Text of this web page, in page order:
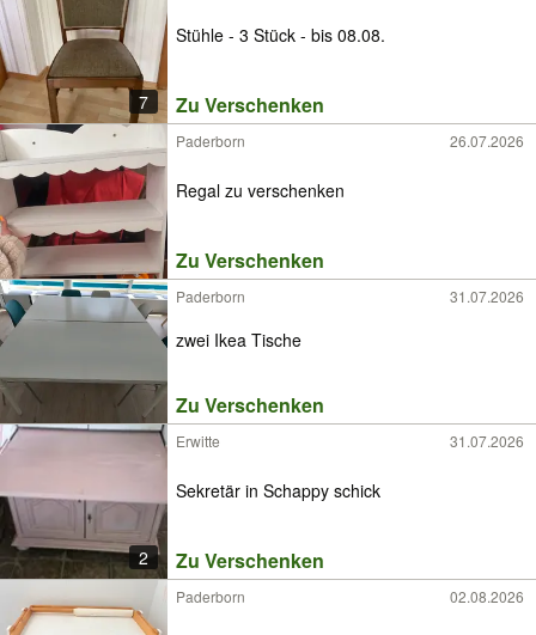
7
Stühle - 3 Stück - bis 08.08.
Zu Verschenken
Paderborn 26.07.2026
Regal zu verschenken
Zu Verschenken
Paderborn 31.07.2026
zwei Ikea Tische
Zu Verschenken
2
Erwitte 31.07.2026
Sekretär in Schappy schick
Zu Verschenken
Paderborn 02.08.2026